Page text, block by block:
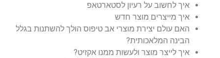
איך לחשוב על רעיון לסטארטאפ
איך מייצרים מוצר חדש
האם עולם יצירת מוצרי אב טיפוס הולך להשתנות בגלל
הבינה המלאכותית?
איך לייצר מוצר ולעשות ממנו אקזיט?